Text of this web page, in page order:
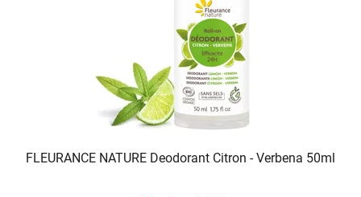
FLEURANCE NATURE Deodorant Citron - Verbena 50ml